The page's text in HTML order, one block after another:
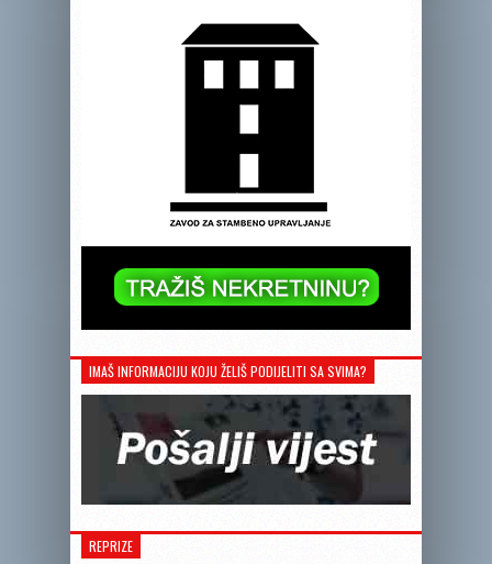
IMAŠ INFORMACIJU KOJU ŽELIŠ PODIJELITI SA SVIMA?
REPRIZE